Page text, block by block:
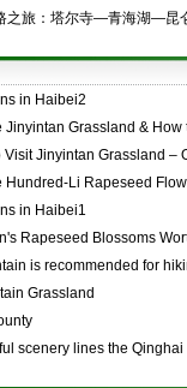
之旅：塔尔寺—青海湖—昆
in Haibei2
Jinyintan Grassland &
Visit Jinyintan Grassland –
Hundred-Li Rapeseed
in Haibei1
Rapeseed Blossoms
is recommended for
Grassland
scenery lines the